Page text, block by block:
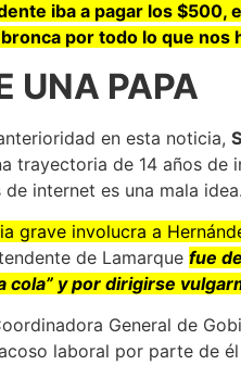
iba a pagar los $500,
por todo lo que nos
UNA PAPA
en esta noticia,
trayectoria de 14 años de
de internet es una mala
grave involucra a
de Lamarque fue
cola” y por dirigirse
General de
laboral por parte de